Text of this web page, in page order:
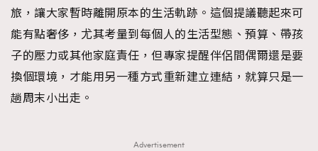
旅，讓大家暫時離開原本的生活軌跡。這個提議聽起來可
能有點奢侈，尤其考量到每個人的生活型態、預算、帶孩
子的壓力或其他家庭責任，但專家提醒伴侶間偶爾還是要
換個環境，才能用另一種方式重新建立連結，就算只是一
趟周末小出走。
Advertisement